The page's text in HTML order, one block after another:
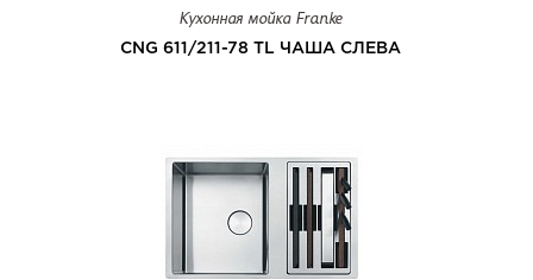
Кухонная мойка Franke
CNG 611/211-78 TL ЧАША СЛЕВА